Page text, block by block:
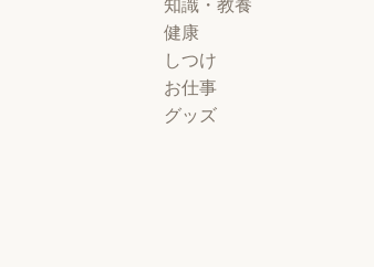
健康
しつけ
お仕事
グッズ